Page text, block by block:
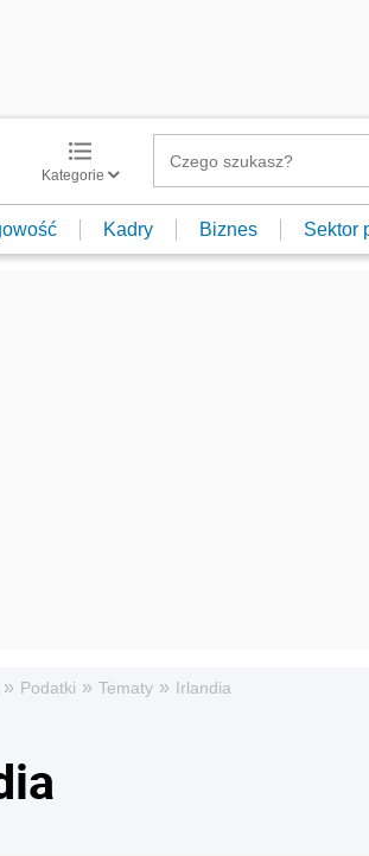
Kategorie
Kadry Biznes Sektor
» Podatki » Tematy » Irlandia